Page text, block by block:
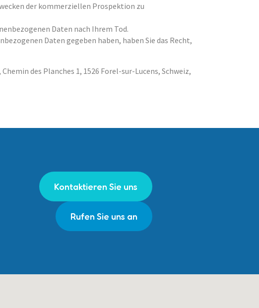
der kommerziellen Prospektion zu
Daten nach Ihrem Tod.
Daten gegeben haben, haben Sie das Recht,
des Planches 1, 1526 Forel-sur-Lucens, Schweiz,
Kontaktieren Sie uns
Rufen Sie uns an